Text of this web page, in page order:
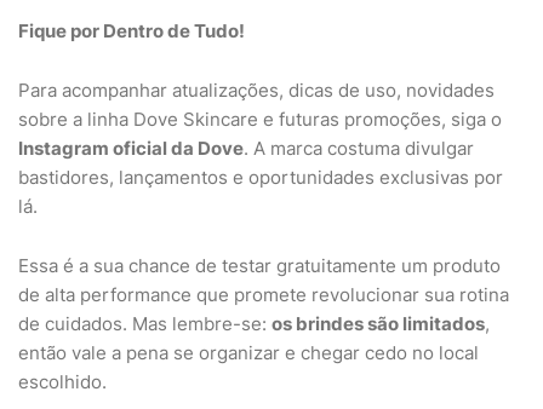
Fique por Dentro de Tudo!
Para acompanhar atualizações, dicas de uso, novidades
sobre a linha Dove Skincare e futuras promoções, siga o
Instagram oficial da Dove. A marca costuma divulgar
bastidores, lançamentos e oportunidades exclusivas por
lá.
Essa é a sua chance de testar gratuitamente um produto
de alta performance que promete revolucionar sua rotina
de cuidados. Mas lembre-se: os brindes são limitados,
então vale a pena se organizar e chegar cedo no local
escolhido.